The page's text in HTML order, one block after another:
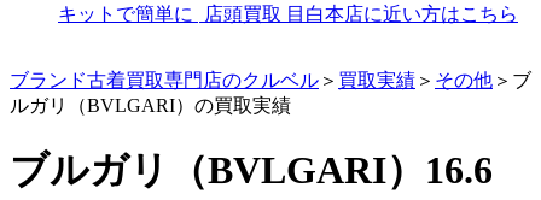
キットで簡単に
店頭買取 目白本店に近い方はこちら
ブランド古着買取専門店のクルベル ＞ 買取実績 ＞ その他 ＞ ブ
ルガリ（BVLGARI）の買取実績
ブルガリ（BVLGARI）16.6